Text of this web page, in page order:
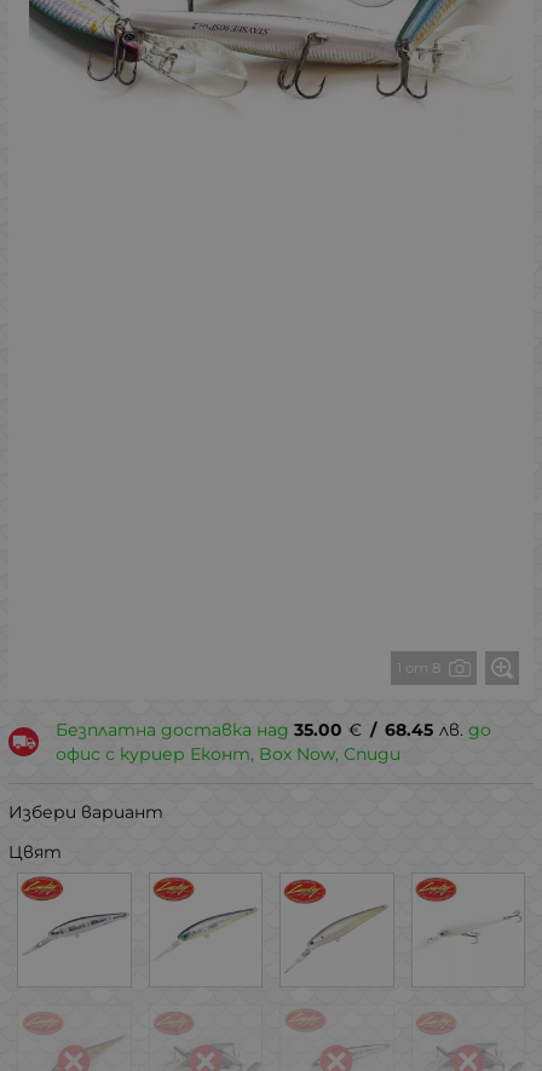
1 от 8
Безплатна доставка над 35.00 € / 68.45 лв. до
офис с куриер Еконт, Box Now, Спиди
Избери вариант
Цвят